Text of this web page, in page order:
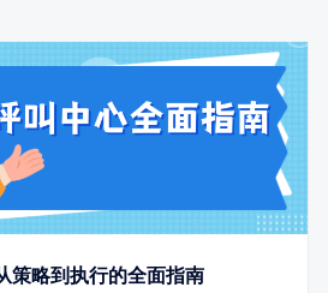
略到执行的全面指南